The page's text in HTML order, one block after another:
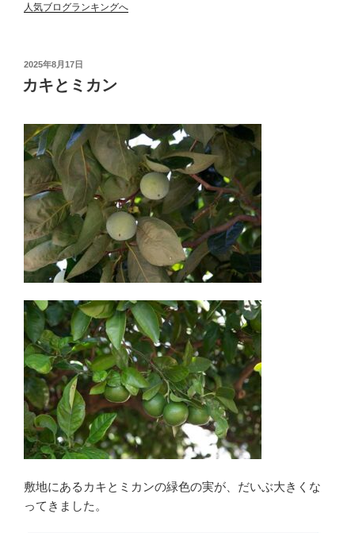
人気ブログランキングへ
投
稿
日:
2025年8月17日
カキとミカン
敷地にあるカキとミカンの緑色の実が、だいぶ大きくな
ってきました。